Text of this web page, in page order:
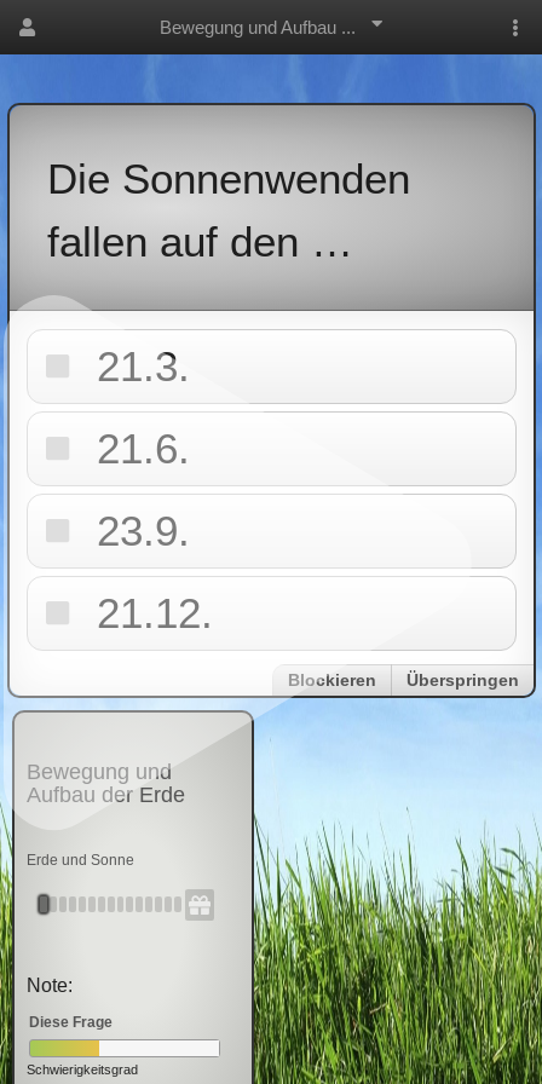
Bewegung und Aufbau ...
Die Sonnenwenden
fallen auf den …
21.3.
21.6.
23.9.
21.12.
Blockieren Überspringen
Bewegung und
Aufbau der Erde
Erde und Sonne
Note:
Diese Frage
Schwierigkeitsgrad